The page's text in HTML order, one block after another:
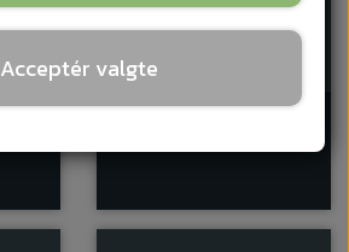
2 Kanal
Acceptér valgte